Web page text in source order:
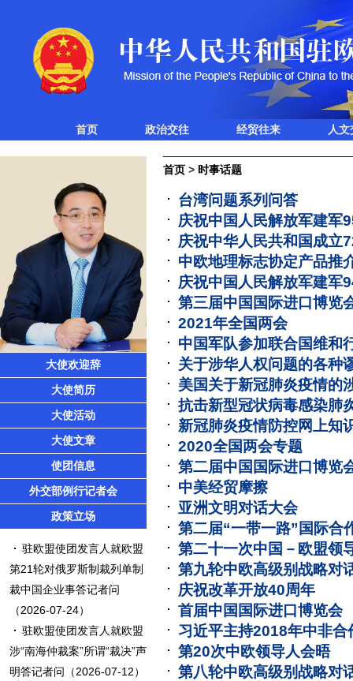
首页 政治交往 经贸往来 人
大使欢迎辞
大使简历
大使活动
大使文章
使团信息
外交部例行记者会
政策立场
驻欧盟使团发言人就欧盟
第21轮对俄罗斯制裁列单制
裁中国企业事答记者问
（2026-07-24）
驻欧盟使团发言人就欧盟
涉“南海仲裁案”所谓“裁决”声
明答记者问 （2026-07-12）
首页 > 时事话题
台湾问题系列问答
庆祝中国人民解放军建军
庆祝中华人民共和国成立
中欧地理标志协定产品推
庆祝中国人民解放军建军
第三届中国国际进口博览
2021年全国两会
中国军队参加联合国维和
关于涉华人权问题的各种
美国关于新冠肺炎疫情的
抗击新型冠状病毒感染肺
新冠肺炎疫情防控网上知
2020全国两会专题
第二届中国国际进口博览
中美经贸摩擦
亚洲文明对话大会
第二届“一带一路”国际合
第二十一次中国－欧盟领
第九轮中欧高级别战略对
庆祝改革开放40周年
首届中国国际进口博览会
习近平主持2018年中非合
第20次中欧领导人会晤
第八轮中欧高级别战略对